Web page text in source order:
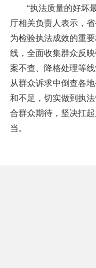
“执法质量的好坏
厅相关负责人表示，
为检验执法成效的重
线，全面收集群众反
案不查、降格处理等
从群众诉求中倒查各
和不足，切实做到执
合群众期待，坚决扛
当。